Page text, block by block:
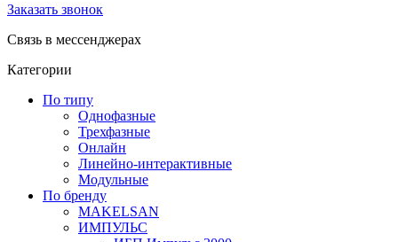
Заказать звонок
Связь в мессенджерах
Категории
По типу
Однофазные
Трехфазные
Онлайн
Линейно-интерактивные
Модульные
По бренду
MAKELSAN
ИМПУЛЬС